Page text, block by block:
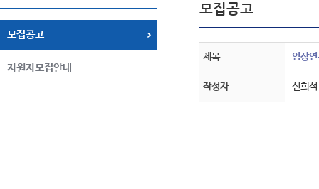
모집공고
자원자모집안내
모집공고
제목 임상
작성자 신희석